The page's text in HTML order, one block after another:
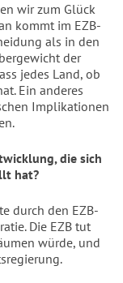
wir zum Glück
kommt im EZB-
als in den
der
jedes Land, ob
Ein anderes
Implikationen
die sich
hat?
durch den EZB-
Die EZB tut
würde, und